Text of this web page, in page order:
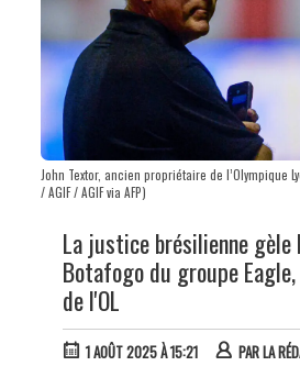
John Textor, ancien propriétaire de l’Olympique
/ AGIF / AGIF via AFP)
La justice brésilienne
Botafogo du groupe
de l'OL
1 AOÛT 2025 À 15:21 PARLA